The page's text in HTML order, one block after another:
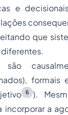
e
que
diferentes.
formais
6 ).
incorporar a